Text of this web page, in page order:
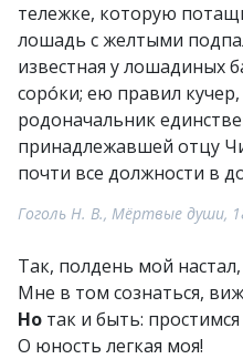
тележке, которую
лошадь с желтыми
известная у лошадиных
сорóки; ею правил
родоначальник
принадлежавшей отцу
почти все должности в
Гоголь Н. В., Мёртвые души,
Так, полдень мой
Мне в том сознаться,
Но так и быть:
О юность легкая моя!